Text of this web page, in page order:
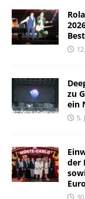
zu
ein
5.
der